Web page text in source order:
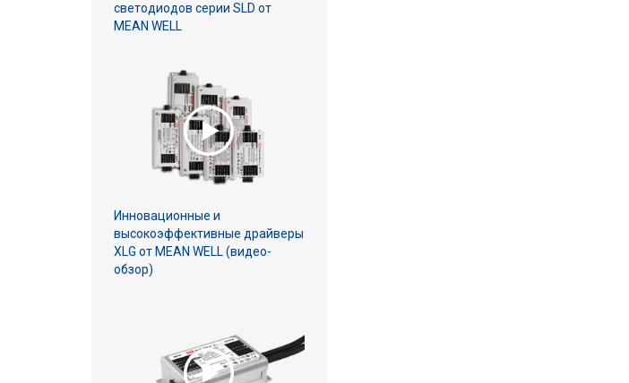
светодиодов серии SLD от
MEAN WELL
Инновационные и
высокоэффективные драйверы
XLG от MEAN WELL (видео-
обзор)